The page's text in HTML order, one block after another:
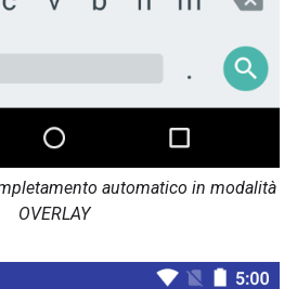
automatico in modalità
OVERLAY